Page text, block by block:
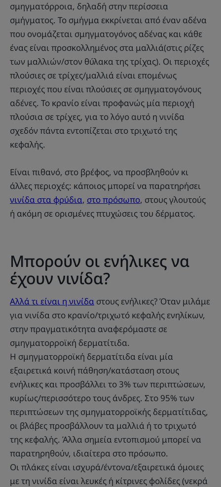
σμηγματόρροια, δηλαδή στην περίσσεια
σμήγματος. Το σμήγμα εκκρίνεται από έναν αδένα
που ονομάζεται σμηγματογόνος αδένας και κάθε
ένας είναι προσκολλημένος στα μαλλιά(στις ρίζες
των μαλλιών/στον θύλακα της τρίχας). Οι περιοχές
πλούσιες σε τρίχες/μαλλιά είναι επομένως
περιοχές που είναι πλούσιες σε σμηγματογόνους
αδένες. Το κρανίο είναι προφανώς μία περιοχή
πλούσια σε τρίχες, για το λόγο αυτό η νινίδα
σχεδόν πάντα εντοπίζεται στο τριχωτό της
κεφαλής.
Είναι πιθανό, στο βρέφος, να προσβληθούν κι
άλλες περιοχές: κάποιος μπορεί να παρατηρήσει
νινίδα στα φρύδια, στο πρόσωπο, στους γλουτούς
ή ακόμη σε ορισμένες πτυχώσεις του δέρματος.
Μπορούν οι ενήλικες να
έχουν νινίδα?
Αλλά τι είναι η νινίδα στους ενήλικες? Όταν μιλάμε
για νινίδα στο κρανίο/τριχωτό κεφαλής ενηλίκων,
στην πραγματικότητα αναφερόμαστε σε
σμηγματορροϊκή δερματίτιδα.
Η σμηγματορροϊκή δερματίτιδα είναι μία
εξαιρετικά κοινή πάθηση/κατάσταση στους
ενήλικες και προσβάλλει το 3% των περιπτώσεων,
κυρίως/περισσότερο τους άνδρες. Στο 95% των
περιπτώσεων της σμηγματορροϊκής δερματίτιδας,
οι βλάβες προσβάλλουν τα μαλλιά ή το τριχωτό
της κεφαλής. Άλλα σημεία εντοπισμού μπορεί να
παρατηρηθούν, ιδιαίτερα στο πρόσωπο.
Οι πλάκες είναι ισχυρά/έντονα/εξαιρετικά όμοιες
με τη νινίδα είναι λευκές ή κίτρινες φολίδες (νεκρά